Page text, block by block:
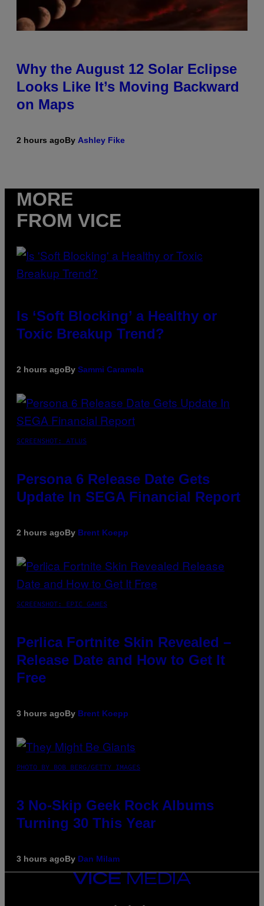
Why the August 12 Solar Eclipse
Looks Like It’s Moving Backward
on Maps
2 hours agoBy Ashley Fike
MORE
FROM VICE
Is ‘Soft Blocking’ a Healthy or
Toxic Breakup Trend?
2 hours agoBy Sammi Caramela
SCREENSHOT: ATLUS
Persona 6 Release Date Gets
Update In SEGA Financial Report
2 hours agoBy Brent Koepp
SCREENSHOT: EPIC GAMES
Perlica Fortnite Skin Revealed –
Release Date and How to Get It
Free
3 hours agoBy Brent Koepp
PHOTO BY BOB BERG/GETTY IMAGES
3 No-Skip Geek Rock Albums
Turning 30 This Year
3 hours agoBy Dan Milam
VICE
MEDIA